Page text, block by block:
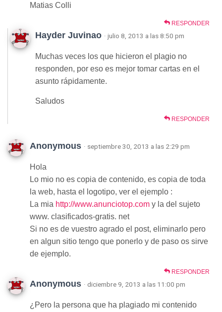
Matias Colli
RESPONDER
Hayder Juvinao · julio 8, 2013 a las 8:50 pm
Muchas veces los que hicieron el plagio no
responden, por eso es mejor tomar cartas en el
asunto rápidamente.
Saludos
RESPONDER
Anonymous · septiembre 30, 2013 a las 2:29 pm
Hola
Lo mio no es copia de contenido, es copia de toda
la web, hasta el logotipo, ver el ejemplo :
La mia http://www.anunciotop.com y la del sujeto
www. clasificados-gratis. net
Si no es de vuestro agrado el post, eliminarlo pero
en algun sitio tengo que ponerlo y de paso os sirve
de ejemplo.
RESPONDER
Anonymous · diciembre 9, 2013 a las 11:00 pm
¿Pero la persona que ha plagiado mi contenido